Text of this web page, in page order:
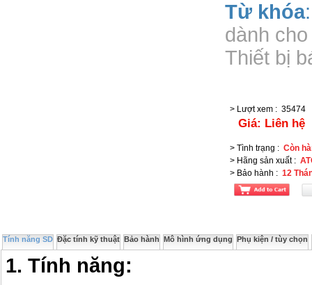
Từ khóa
dành
Thiết bị
> Lượt xem : 35474
Giá: Liên hệ
> Tình trạng : Còn
> Hãng sản xuất:
> Bảo hành : 12
Tính năng SD Đặc tính kỹ thuật Bảo hành Mô hình ứng dụng Phụ kiện / tùy chọn
1. Tính năng: